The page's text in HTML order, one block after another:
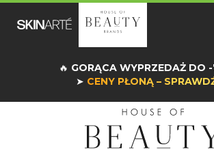
🔥 GORĄCA WYPRZEDAŻ DO
➤ CENY PŁONĄ –